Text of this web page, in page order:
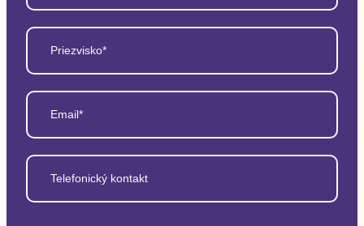
Priezvisko*
Email*
Telefonický kontakt